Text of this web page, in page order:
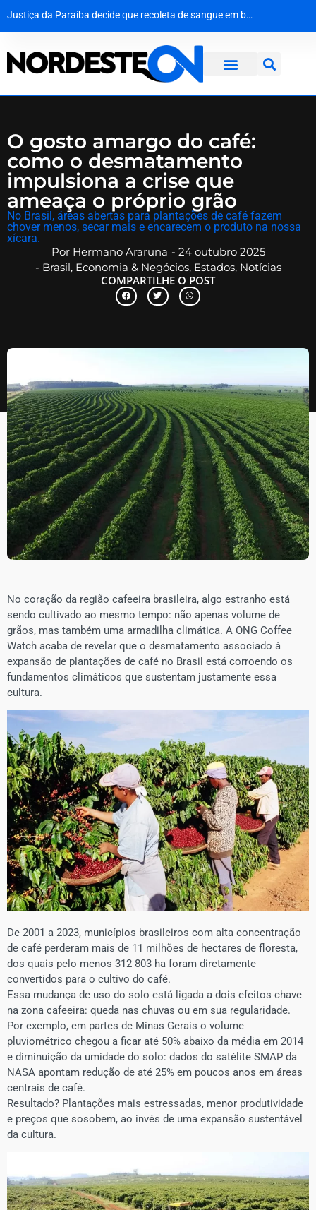
Justiça da Paraíba decide que recoleta de sangue em bebê é medida de segurança e não gera dano moral
Agevisa celebra Dia Nacional da Vigilância Sanitária e reforça compromisso com a defesa da saúde pública
Do palco do ‘É o Tchan’ aos canteiros de obras no Canadá: a virada de vida de JacaréO silêncio que ecoa há oito décadas: Hiroshima homenageia vítimas no 81º aniversário do ataque atômico
O gosto amargo do café:
como o desmatamento
impulsiona a crise que
ameaça o próprio grão
No Brasil, áreas abertas para plantações de café fazem
chover menos, secar mais e encarecem o produto na nossa
xícara.
PorHermano Araruna - 24 outubro 2025
- Brasil, Economia & Negócios, Estados, Notícias
COMPARTILHE O POST
No coração da região cafeeira brasileira, algo estranho está
sendo cultivado ao mesmo tempo: não apenas volume de
grãos, mas também uma armadilha climática. A ONG Coffee
Watch acaba de revelar que o desmatamento associado à
expansão de plantações de café no Brasil está corroendo os
fundamentos climáticos que sustentam justamente essa
cultura.
De 2001 a 2023, municípios brasileiros com alta concentração
de café perderam mais de 11 milhões de hectares de floresta,
dos quais pelo menos 312 803 ha foram diretamente
convertidos para o cultivo do café.
Essa mudança de uso do solo está ligada a dois efeitos chave
na zona cafeeira: queda nas chuvas ou em sua regularidade.
Por exemplo, em partes de Minas Gerais o volume
pluviométrico chegou a ficar até 50% abaixo da média em 2014
e diminuição da umidade do solo: dados do satélite SMAP da
NASA apontam redução de até 25% em poucos anos em áreas
centrais de café.
Resultado? Plantações mais estressadas, menor produtividade
e preços que sosobem, ao invés de uma expansão sustentável
da cultura.